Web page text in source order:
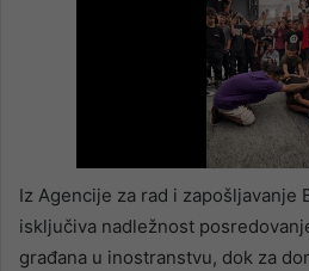
Iz Agencije za rad i zapošljavanje
isključiva nadležnost
građana u inostranstvu, dok za